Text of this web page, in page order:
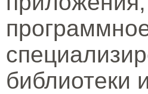
библиотеки